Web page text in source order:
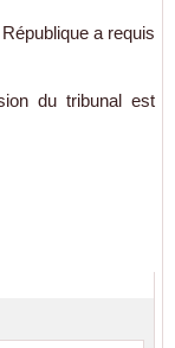
a requis
du tribunal est